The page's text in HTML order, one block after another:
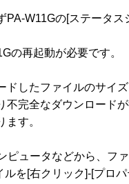
W11Gの[ステータス
の再起動が必要です。
したファイルのサイ
完全なダウンロードが
す。
ータなどから、ファ
右クリック]-[プロパ